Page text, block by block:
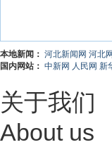
本地新闻： 河北新闻网 河北
国内网站： 中新网 人民网 新
关于我们
About us